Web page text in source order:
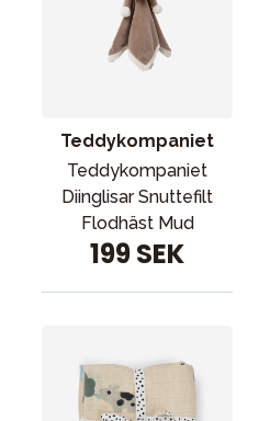
Teddykompaniet
Teddykompaniet
Diinglisar Snuttefilt
Flodhäst Mud
199 SEK